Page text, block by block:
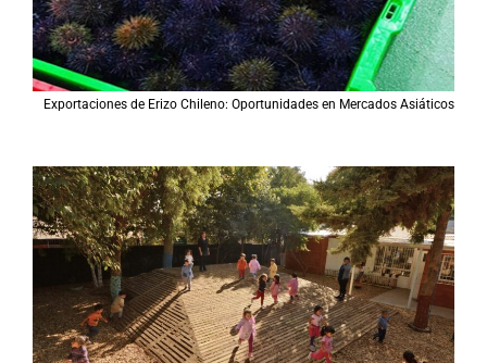
Exportaciones de Erizo Chileno: Oportunidades en Mercados Asiáticos